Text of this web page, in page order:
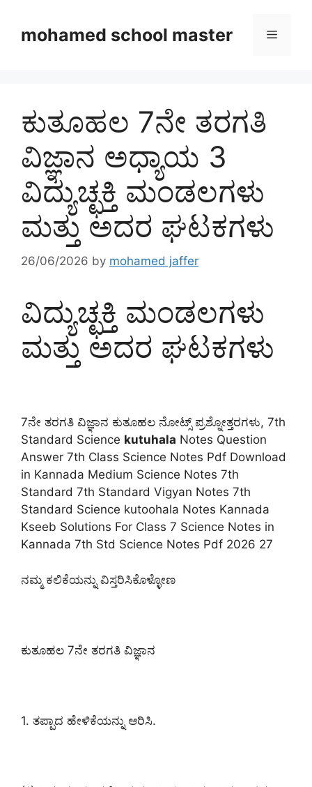
contentmohamed school master Menu
ಕುತೂಹಲ 7ನೇ ತರಗತಿ
ವಿಜ್ಞಾನ ಅಧ್ಯಾಯ 3
ವಿದ್ಯುಚ್ಛಕ್ತಿ ಮಂಡಲಗಳು
ಮತ್ತು ಅದರ ಘಟಕಗಳು
26/06/2026 by mohamed jaffer
ವಿದ್ಯುಚ್ಛಕ್ತಿ ಮಂಡಲಗಳು
ಮತ್ತು ಅದರ ಘಟಕಗಳು
7ನೇ ತರಗತಿ ವಿಜ್ಞಾನ ಕುತೂಹಲ ನೋಟ್ಸ್ ಪ್ರಶ್ನೋತ್ತರಗಳು, 7th
Standard Science kutuhala Notes Question
Answer 7th Class Science Notes Pdf Download
in Kannada Medium Science Notes 7th
Standard 7th Standard Vigyan Notes 7th
Standard Science kutoohala Notes Kannada
Kseeb Solutions For Class 7 Science Notes in
Kannada 7th Std Science Notes Pdf 2026 27
ನಮ್ಮ ಕಲಿಕೆಯನ್ನು ವಿಸ್ತರಿಸಿಕೊಳ್ಳೋಣ
ಕುತೂಹಲ 7ನೇ ತರಗತಿ ವಿಜ್ಞಾನ
1. ತಪ್ಪಾದ ಹೇಳಿಕೆಯನ್ನು ಆರಿಸಿ.